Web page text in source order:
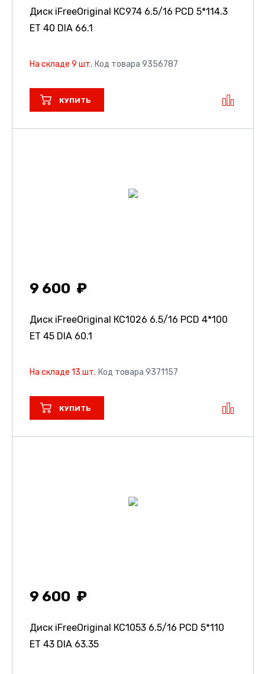
Диск iFreeOriginal КС974 6.5/16 PCD 5*114.3
ET 40 DIA 66.1
На складе 9 шт. Код товара 9356787
КУПИТЬ
9 600
Диск iFreeOriginal КС1026 6.5/16 PCD 4*100
ET 45 DIA 60.1
На складе 13 шт. Код товара 9371157
КУПИТЬ
9 600
Диск iFreeOriginal КС1053 6.5/16 PCD 5*110
ET 43 DIA 63.35